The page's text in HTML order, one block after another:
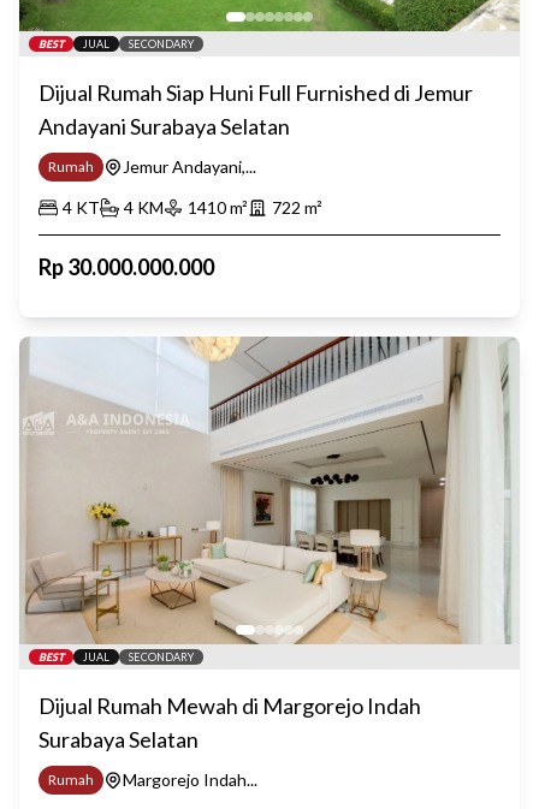
BEST JUAL SECONDARY
Dijual Rumah Siap Huni Full Furnished di Jemur
Andayani Surabaya Selatan
Rumah
Jemur Andayani,...
4 KT 4 KM 1410m² 722 m²
Rp30.000.000.000
BEST JUAL SECONDARY
Dijual Rumah Mewah di Margorejo Indah
Surabaya Selatan
Rumah
Margorejo Indah...